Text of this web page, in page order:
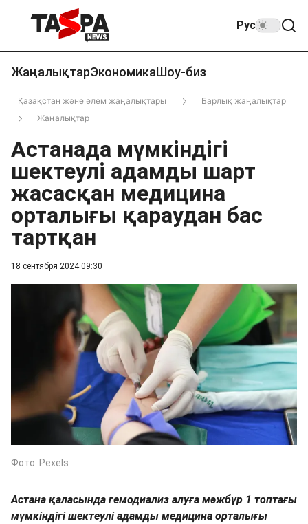
Рус
ЖаңалықтарЭкономикаШоу-биз
Қазақстан және әлем жаңалықтары
Барлық жаңалықтар
Жаңалықтар
18 сентября 2024 09:30
Астанада мүмкіндігі
шектеулі адамды шарт
жасасқан медицина
орталығы қараудан бас
тартқан
Фото: Pexels
Астана қаласында гемодиализ алуға мәжбүр 1 топтағы
мүмкіндігі шектеулі адамды медицина орталығы